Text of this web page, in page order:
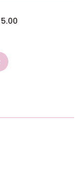
5.00